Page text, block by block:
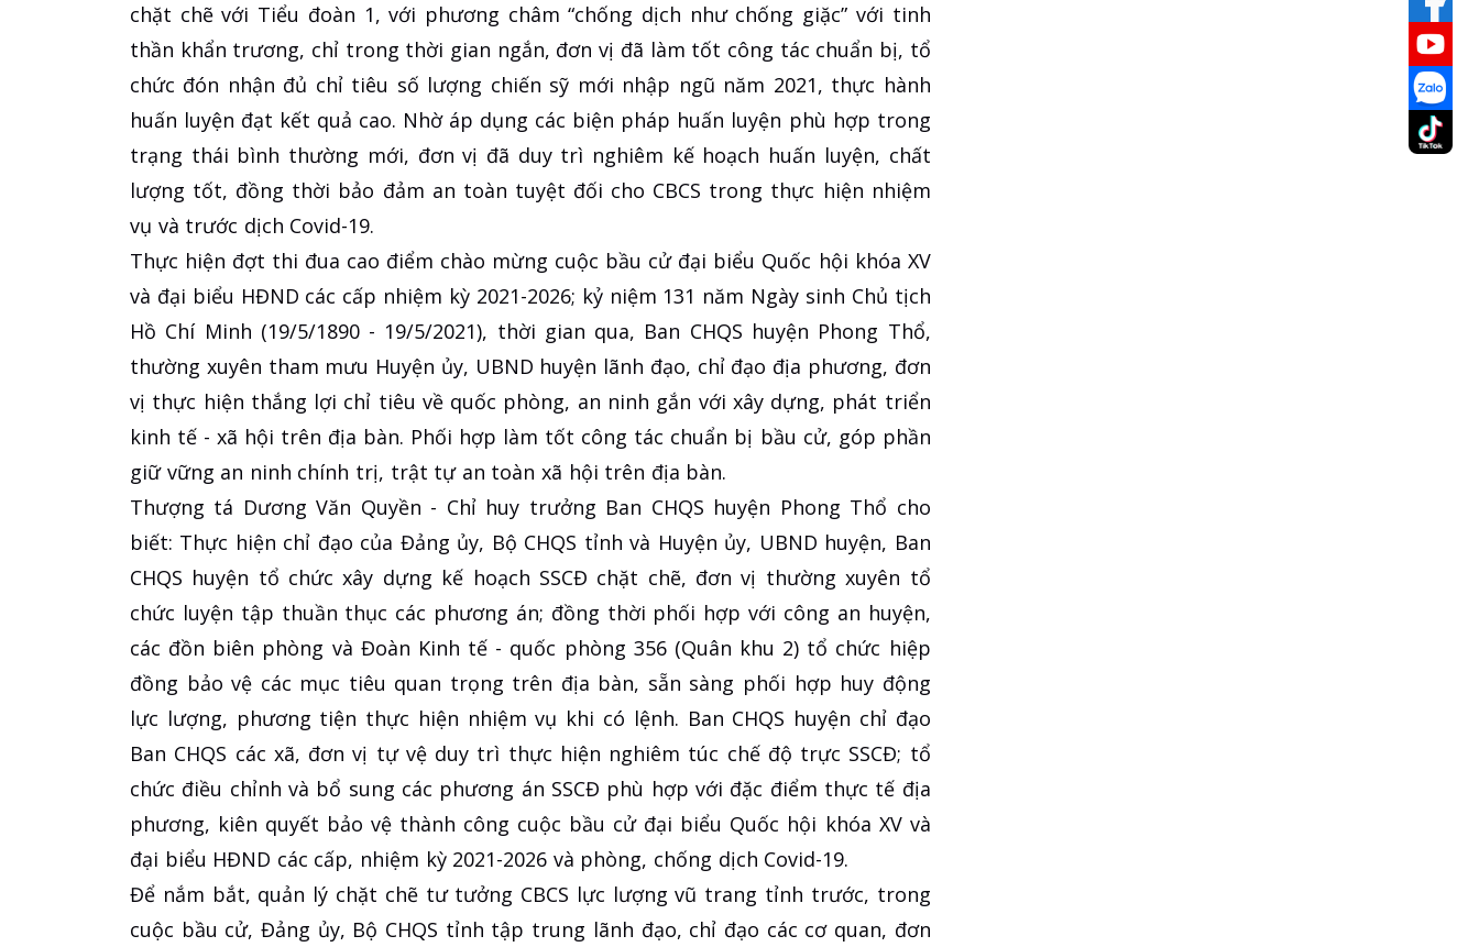
chặt chẽ với Tiểu đoàn 1, với phương châm “chống dịch như chống giặc” với tinh
thần khẩn trương, chỉ trong thời gian ngắn, đơn vị đã làm tốt công tác chuẩn bị, tổ
chức đón nhận đủ chỉ tiêu số lượng chiến sỹ mới nhập ngũ năm 2021, thực hành
huấn luyện đạt kết quả cao. Nhờ áp dụng các biện pháp huấn luyện phù hợp trong
trạng thái bình thường mới, đơn vị đã duy trì nghiêm kế hoạch huấn luyện, chất
lượng tốt, đồng thời bảo đảm an toàn tuyệt đối cho CBCS trong thực hiện nhiệm
vụ và trước dịch Covid-19.
Thực hiện đợt thi đua cao điểm chào mừng cuộc bầu cử đại biểu Quốc hội khóa XV
và đại biểu HĐND các cấp nhiệm kỳ 2021-2026; kỷ niệm 131 năm Ngày sinh Chủ tịch
Hồ Chí Minh (19/5/1890 - 19/5/2021), thời gian qua, Ban CHQS huyện Phong Thổ,
thường xuyên tham mưu Huyện ủy, UBND huyện lãnh đạo, chỉ đạo địa phương, đơn
vị thực hiện thắng lợi chỉ tiêu về quốc phòng, an ninh gắn với xây dựng, phát triển
kinh tế - xã hội trên địa bàn. Phối hợp làm tốt công tác chuẩn bị bầu cử, góp phần
giữ vững an ninh chính trị, trật tự an toàn xã hội trên địa bàn.
Thượng tá Dương Văn Quyền - Chỉ huy trưởng Ban CHQS huyện Phong Thổ cho
biết: Thực hiện chỉ đạo của Đảng ủy, Bộ CHQS tỉnh và Huyện ủy, UBND huyện, Ban
CHQS huyện tổ chức xây dựng kế hoạch SSCĐ chặt chẽ, đơn vị thường xuyên tổ
chức luyện tập thuần thục các phương án; đồng thời phối hợp với công an huyện,
các đồn biên phòng và Đoàn Kinh tế - quốc phòng 356 (Quân khu 2) tổ chức hiệp
đồng bảo vệ các mục tiêu quan trọng trên địa bàn, sẵn sàng phối hợp huy động
lực lượng, phương tiện thực hiện nhiệm vụ khi có lệnh. Ban CHQS huyện chỉ đạo
Ban CHQS các xã, đơn vị tự vệ duy trì thực hiện nghiêm túc chế độ trực SSCĐ; tổ
chức điều chỉnh và bổ sung các phương án SSCĐ phù hợp với đặc điểm thực tế địa
phương, kiên quyết bảo vệ thành công cuộc bầu cử đại biểu Quốc hội khóa XV và
đại biểu HĐND các cấp, nhiệm kỳ 2021-2026 và phòng, chống dịch Covid-19.
Để nắm bắt, quản lý chặt chẽ tư tưởng CBCS lực lượng vũ trang tỉnh trước, trong
cuộc bầu cử, Đảng ủy, Bộ CHQS tỉnh tập trung lãnh đạo, chỉ đạo các cơ quan, đơn